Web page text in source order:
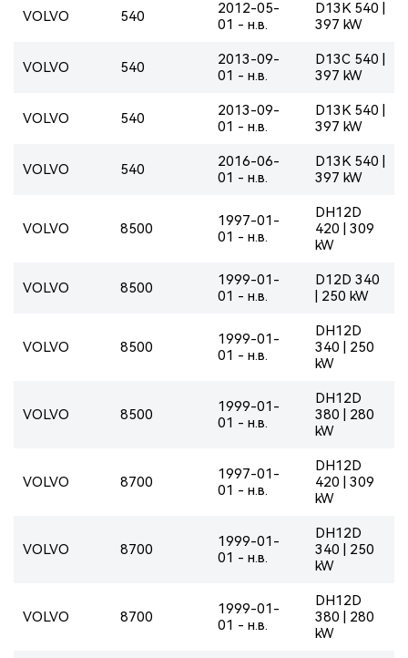
VOLVO 540
2012-05-
01 - н.в.
D13K 540 |
397 kW
VOLVO 540
2013-09-
01 - н.в.
D13C 540 |
397 kW
VOLVO 540
2013-09-
01 - н.в.
D13K 540 |
397 kW
VOLVO 540
2016-06-
01 - н.в.
D13K 540 |
397 kW
VOLVO 8500
1997-01-
01 - н.в.
DH12D
420 | 309
kW
VOLVO 8500
1999-01-
01 - н.в.
D12D 340
| 250 kW
VOLVO 8500
1999-01-
01 - н.в.
DH12D
340 | 250
kW
VOLVO 8500
1999-01-
01 - н.в.
DH12D
380 | 280
kW
VOLVO 8700
1997-01-
01 - н.в.
DH12D
420 | 309
kW
VOLVO 8700
1999-01-
01 - н.в.
DH12D
340 | 250
kW
VOLVO 8700
1999-01-
01 - н.в.
DH12D
380 | 280
kW